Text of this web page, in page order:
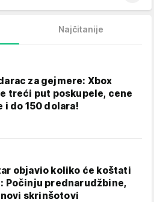
Najčitanije
za gejmere: Xbox
treći put poskupele, cene
i do 150 dolara!
objavio koliko će koštati
Počinju prednarudžbine,
skrinšotovi